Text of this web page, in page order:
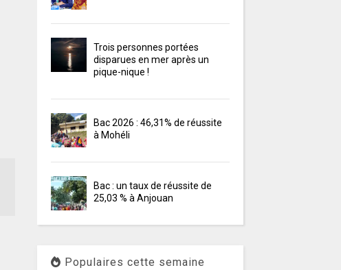
Trois personnes portées
disparues en mer après un
pique-nique !
Bac 2026 : 46,31% de réussite
à Mohéli
Bac : un taux de réussite de
25,03 % à Anjouan
Populaires cette semaine